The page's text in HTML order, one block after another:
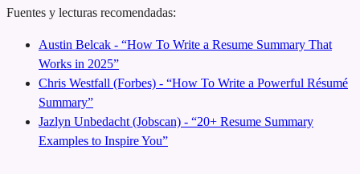
Fuentes y lecturas recomendadas:
Austin Belcak - “How To Write a Resume Summary That
Works in 2025”
Chris Westfall (Forbes) - “How To Write a Powerful Résumé
Summary”
Jazlyn Unbedacht (Jobscan) - “20+ Resume Summary
Examples to Inspire You”